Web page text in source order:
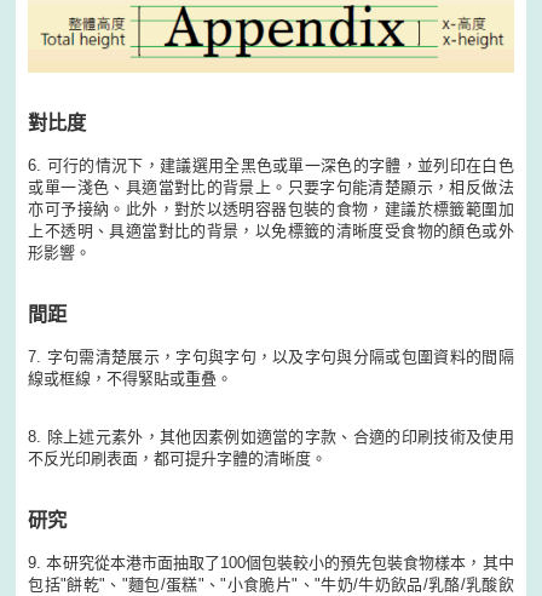
對比度
6. 可行的情況下，建議選用全黑色或單一深色的字體，並列印在白色
或單一淺色、具適當對比的背景上。只要字句能清楚顯示，相反做法
亦可予接納。此外，對於以透明容器包裝的食物，建議於標籤範圍加
上不透明、具適當對比的背景，以免標籤的清晰度受食物的顏色或外
形影響。
間距
7. 字句需清楚展示，字句與字句，以及字句與分隔或包圍資料的間隔
線或框線，不得緊貼或重叠。
8. 除上述元素外，其他因素例如適當的字款、合適的印刷技術及使用
不反光印刷表面，都可提升字體的清晰度。
研究
9. 本研究從本港市面抽取了100個包裝較小的預先包裝食物樣本，其中
包括"餅乾"、"麵包/蛋糕"、"小食脆片"、"牛奶/牛奶飲品/乳酪/乳酸飲